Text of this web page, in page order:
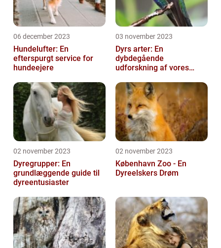
06 december 2023
Hundelufter: En
efterspurgt service for
hundeejere
03 november 2023
Dyrs arter: En
dybdegående
udforskning af vores
02 november 2023
Dyregrupper: En
grundlæggende guide til
dyreentusiaster
02 november 2023
København Zoo - En
Dyreelskers Drøm